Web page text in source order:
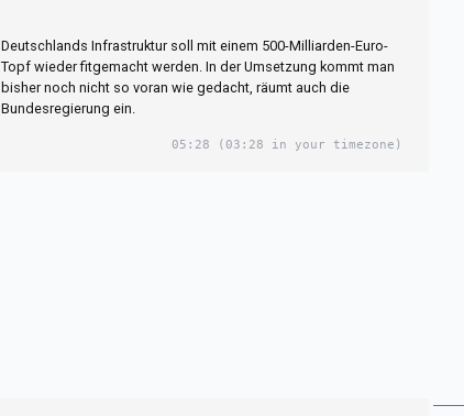
Deutschlands Infrastruktur soll mit einem 500-Milliarden-Euro-
Topf wieder fitgemacht werden. In der Umsetzung kommt man
bisher noch nicht so voran wie gedacht, räumt auch die
Bundesregierung ein.
05:28 (03:28 in your timezone)